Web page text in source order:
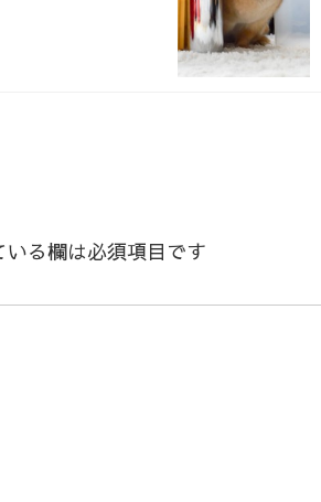
いる欄は必須項目です